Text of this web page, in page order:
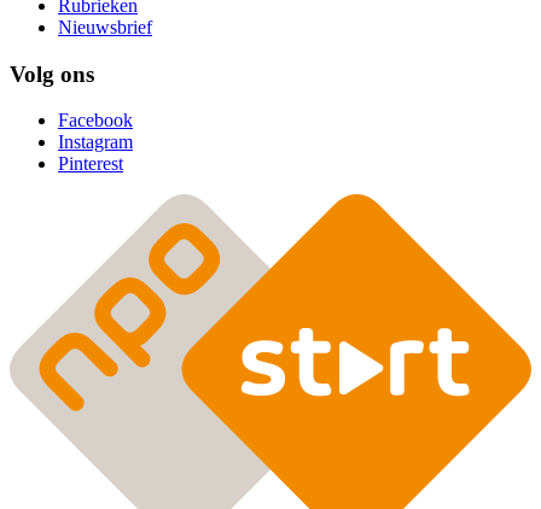
Rubrieken
Nieuwsbrief
Volg ons
Facebook
Instagram
Pinterest